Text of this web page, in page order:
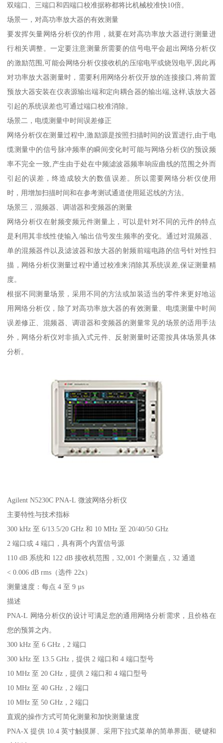
双端口、三端口和四端口校准据称都将比机械校准快10倍。
场景一，对高功率放大器的有效测量
要发挥矢量网络分析仪的作用，就要在对高功率放大器进行测量进
行相关调整。一定要注意测量所需要的信号电平会超出网络分析仪
的激励范围,可能会网络分析仪接收机的压缩电平或烧毁电平,因此再
对功率放大器测量时，需要利用网络分析仪开放的连接接口,将前置
预放大器安装在仪表源输出端和定向耦合器的输出端,这样,该放大器
引起的系统误差也可通过端口校准消除。
场景二，电缆测量中时间误差修正
网络分析仪在测量过程中,激励源是按照扫描时间的设置进行,由于电
缆测量中的信号脉冲频率的瞬间变化时可能与网络分析仪的预设频
率不完全一致,产生由于处在中频滤波器频率响应曲线的范围之外而
引起的误差，终造成较大的数值误差。所以需要网络分析仪使用
时，用增加扫描时间和在参考测试通道使用延迟线的方法。
场景三，混频器、调谐器和变频器的测量
网络分析仪在射频变频元件测量上，可以是针对不同的元件的特点
是利用其非线性使输入/输出信号发生频率的变化。通过对混频器、
单的混频器件以及滤波器和放大器的射频前端电路的信号针对性扫
描，网络分析仪测量过程中通过校准来消除其系统误差,保证测量精
度。
根据不同测量场景，采用不同的方法或加装适当的零件来更好地运
用网络分析仪，除了对高功率放大器的有效测量、电缆测量中时间
误差修正、混频器、调谐器和变频器的测量常见的场景的适用手法
外，网络分析仪对非插入式元件、反射测量时还需按具体场景具体
分析。
Agilent N5230C PNA-L 微波网络分析仪
主要特性与技术指标
300 kHz 至 6/13.5/20 GHz 和 10 MHz 至 20/40/50 GHz
2 端口或 4 端口，具有两个内置信号源
110 dB 系统和 122 dB 接收机范围，32,001 个测量点，32 通道
< 0.006 dB rms（选件 22x）
测量速度：每点 4 至 9 µs
描述
PNA-L 网络分析仪的设计可满足您的通用网络分析需求，且价格在
您的预算之内。
300 kHz 至 6 GHz，2 端口
300 kHz 至 13.5 GHz，提供 2 端口和 4 端口型号
10 MHz 至 20 GHz，提供 2 端口和 4 端口型号
10 MHz 至 40 GHz，2 端口
10 MHz 至 50 GHz，2 端口
直观的操作方式可简化测量和加快测量速度
PNA-X 提供 10.4 英寸触摸屏、采用下拉式菜单的简单界面、硬键和